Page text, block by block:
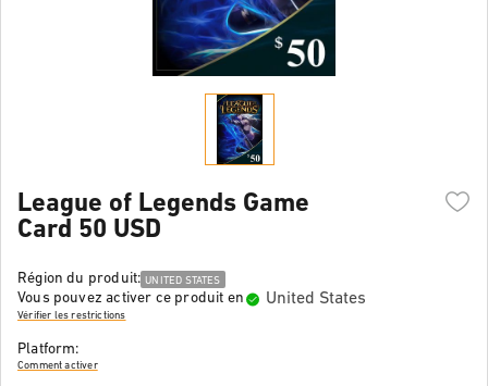
League of Legends Game
Card 50 USD
Région du produit: UNITED STATES
Vous pouvez activer ce produit en United States
Vérifier les restrictions
Platform:
Comment activer